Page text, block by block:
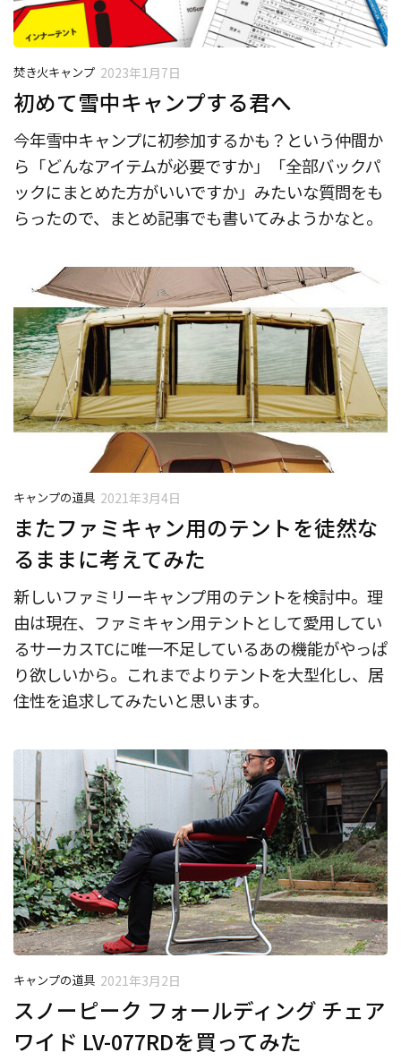
焚き火キャンプ 2023年1月7日
初めて雪中キャンプする君へ
今年雪中キャンプに初参加するかも？という仲間か
ら「どんなアイテムが必要ですか」「全部バックパ
ックにまとめた方がいいですか」みたいな質問をも
らったので、まとめ記事でも書いてみようかなと。
キャンプの道具 2021年3月4日
またファミキャン用のテントを徒然な
るままに考えてみた
新しいファミリーキャンプ用のテントを検討中。理
由は現在、ファミキャン用テントとして愛用してい
るサーカスTCに唯一不足しているあの機能がやっぱ
り欲しいから。これまでよりテントを大型化し、居
住性を追求してみたいと思います。
キャンプの道具 2021年3月2日
スノーピーク フォールディング チェア
ワイド LV-077RDを買ってみた